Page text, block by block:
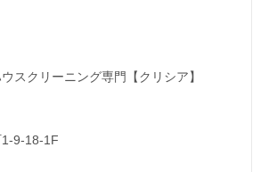
スクリーニング専門【クリシア】
9‐18‐1F